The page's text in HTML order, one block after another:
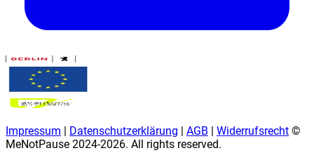
Impressum Datenschutzerklärung AGB Widerrufsrecht ©
MeNotPause 2024-2026. All rights reserved.